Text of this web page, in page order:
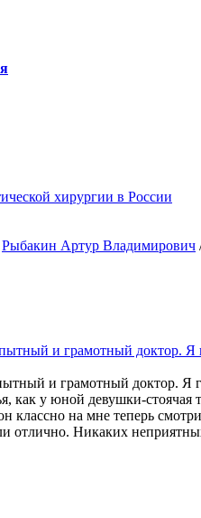
хирургии в России
Рыбакин Артур Владимирович
и грамотный доктор. Я
и грамотный доктор. Я
как у юной девушки-
классно на мне теперь
Никаких